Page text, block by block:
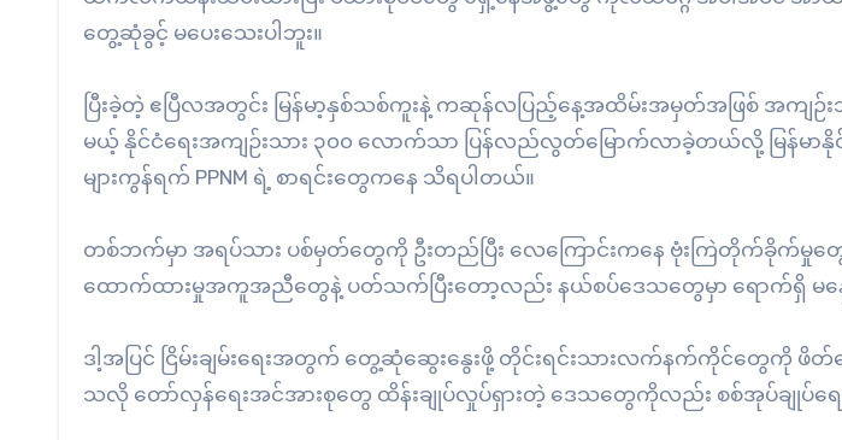
တွေ့ဆုံခွင့် မပေးသေးပါဘူး။
ပြီးခဲ့တဲ့ ဧပြီလအတွင်း မြန်မာ့နှစ်သစ်ကူးနဲ့ ကဆုန်လပြည့်နေ့အထိမ်းအမှတ်အဖြစ် အကျဉ်းသ
မယ့် နိုင်ငံရေးအကျဉ်းသား ၃၀၀ လောက်သာ ပြန်လည်လွတ်မြောက်လာခဲ့တယ်လို့ မြန်မာနို
များကွန်ရက် PPNM ရဲ့ စာရင်းတွေကနေ သိရပါတယ်။
တစ်ဘက်မှာ အရပ်သား ပစ်မှတ်တွေကို ဦးတည်ပြီး လေကြောင်းကနေ ဗုံးကြဲတိုက်ခိုက်မှုတွ
ထောက်ထားမှုအကူအညီတွေနဲ့ ပတ်သက်ပြီးတော့လည်း နယ်စပ်ဒေသတွေမှာ ရောက်ရှိ မနေ
ဒါ့အပြင် ငြိမ်းချမ်းရေးအတွက် တွေ့ဆုံဆွေးနွေးဖို့ တိုင်းရင်းသားလက်နက်ကိုင်တွေကို ဖိတ်ခ
သလို တော်လှန်ရေးအင်အားစုတွေ ထိန်းချုပ်လှုပ်ရှားတဲ့ ဒေသတွေကိုလည်း စစ်အုပ်ချုပ်ရေ